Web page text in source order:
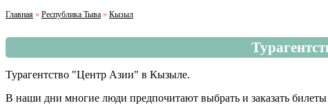
Главная » Республика Тыва » Кызыл
Турагентство "Центр Азии" в Кызыле.
В наши дни многие люди предпочитают выбрать и заказать